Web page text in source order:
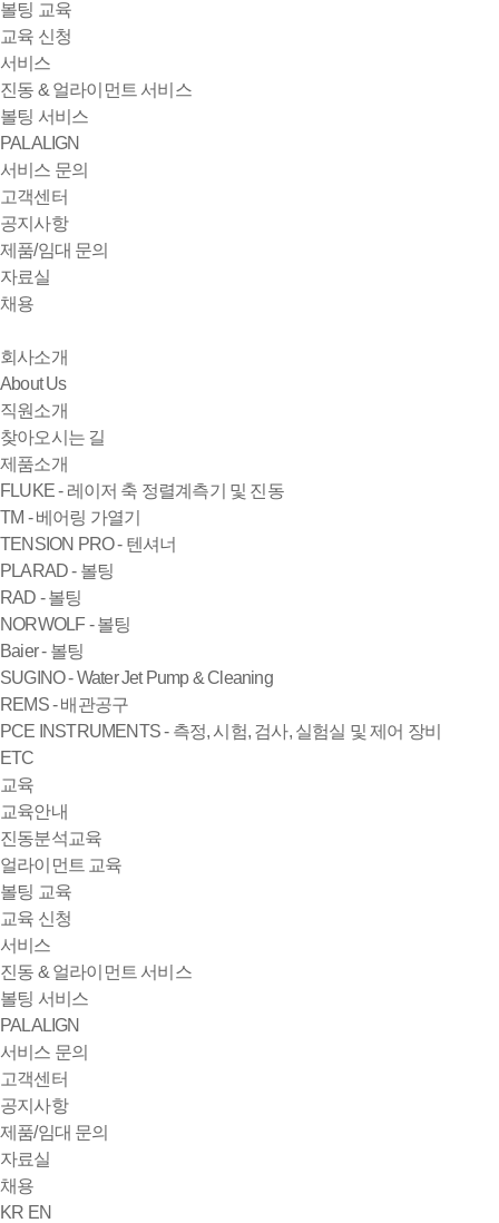
볼팅 교육
교육 신청
서비스
진동 & 얼라이먼트 서비스
볼팅 서비스
PALALIGN
서비스 문의
고객센터
공지사항
제품/임대 문의
자료실
채용
회사소개
About Us
직원소개
찾아오시는 길
제품소개
FLUKE - 레이저 축 정렬계측기 및 진동
TM - 베어링 가열기
TENSION PRO - 텐셔너
PLARAD - 볼팅
RAD - 볼팅
NORWOLF - 볼팅
Baier - 볼팅
SUGINO - Water Jet Pump & Cleaning
REMS - 배관공구
PCE INSTRUMENTS - 측정, 시험, 검사, 실험실 및 제어 장비
ETC
교육
교육안내
진동분석교육
얼라이먼트 교육
볼팅 교육
교육 신청
서비스
진동 & 얼라이먼트 서비스
볼팅 서비스
PALALIGN
서비스 문의
고객센터
공지사항
제품/임대 문의
자료실
채용
KR EN